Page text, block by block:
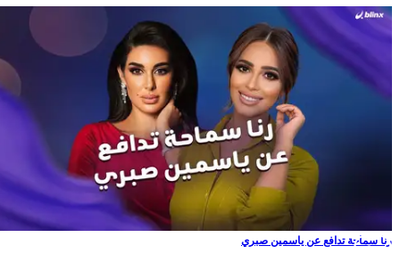
رنا سماحة تدافع عن ياسمين صبري